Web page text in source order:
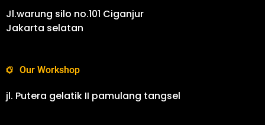
Jl.warung silo no.101 Ciganjur
Jakarta selatan
Our Workshop
jl. Putera gelatik II pamulang tangsel